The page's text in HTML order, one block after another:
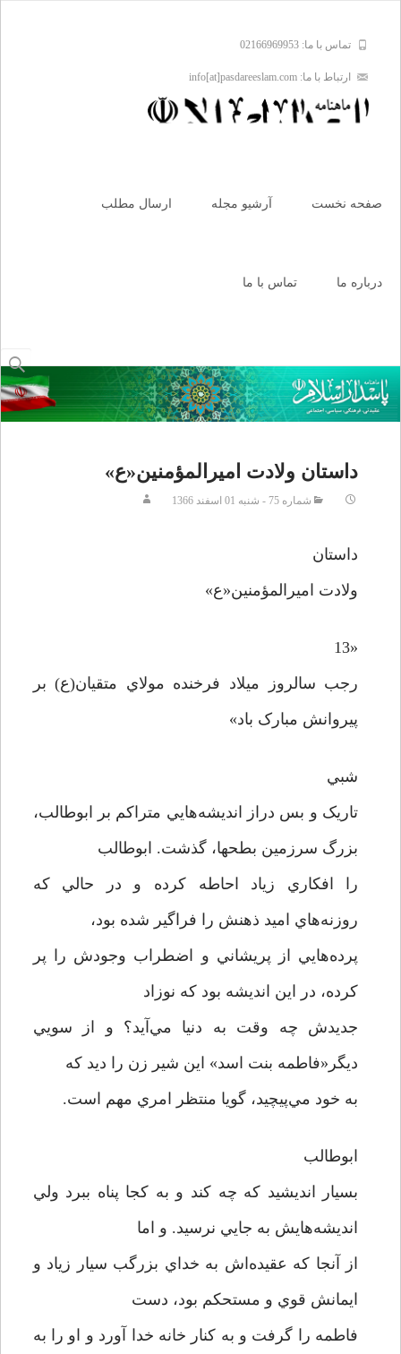
تماس با ما: 02166969953
ارتباط با ما: info[at]pasdareeslam.com
content
صفحه نخست آرشیو مجله ارسال مطلب
درباره ما تماس با ما
برای:
داستان ولادت اميرالمؤمنين«ع»
شماره 75 - شنبه 01 اسفند 1366
داستان
ولادت اميرالمؤمنين«ع»
«13
رجب سالروز ميلاد فرخنده مولاي متقيان(ع) بر
پيروانش مبارک باد»
شبي
تاريک و بس دراز انديشه‌هايي متراکم بر ابوطالب،
بزرگ سرزمين بطحها، گذشت. ابوطالب
را افکاري زياد احاطه کرده و در حالي که
روزنه‌هاي اميد ذهنش را فراگير شده بود،
پرده‌هايي از پريشاني و اضطراب وجودش را پر
کرده، در اين انديشه بود که نوزاد
جديدش چه وقت به دنيا مي‌آيد؟ و از سويي
ديگر«فاطمه بنت اسد» اين شير زن را ديد که
به خود مي‌پيچيد، گويا منتظر امري مهم است.
ابوطالب
بسيار انديشيد که چه کند و به کجا پناه ببرد ولي
انديشه‌هايش به جايي نرسيد. و اما
از آنجا که عقيده‌اش به خداي بزرگب سيار زياد و
ايمانش قوي و مستحکم بود، دست
فاطمه را گرفت و به کنار خانه خدا آورد و او را به